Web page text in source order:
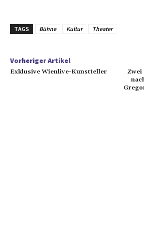
TAGS Bühne Kultur Theater
Vorheriger Artikel
Exklusive Wienlive-Kunstteller
Zwei